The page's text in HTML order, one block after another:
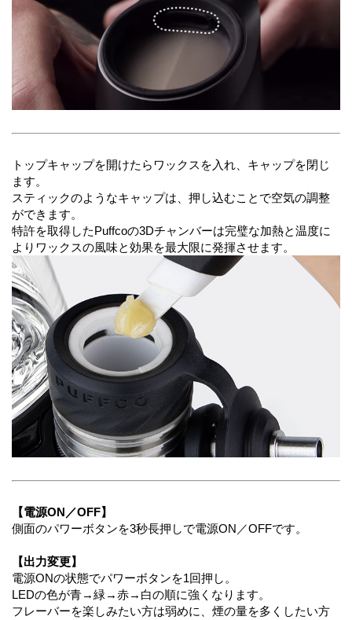
トップキャップを開けたらワックスを入れ、キャップを閉じ
ます。
スティックのようなキャップは、押し込むことで空気の調整
ができます。
特許を取得したPuffcoの3Dチャンバーは完璧な加熱と温度に
よりワックスの風味と効果を最大限に発揮させます。
【電源ON／OFF】
側面のパワーボタンを3秒長押しで電源ON／OFFです。
【出力変更】
電源ONの状態でパワーボタンを1回押し。
LEDの色が青→緑→赤→白の順に強くなります。
フレーバーを楽しみたい方は弱めに、煙の量を多くしたい方